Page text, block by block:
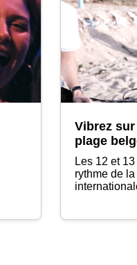
Vibrez
plage
Les 12 et
rythme de